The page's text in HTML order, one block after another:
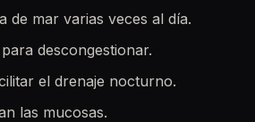
de mar varias veces al día.
descongestionar.
el drenaje nocturno.
las mucosas.